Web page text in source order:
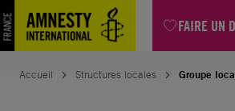
FAIRE UN
Aller
au
contenu
Accueil Structures locales Groupe